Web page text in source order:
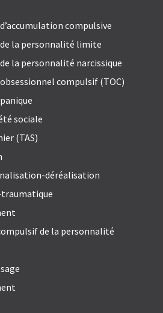
compulsive
la personnalité limite
la personnalité narcissique
compulsif (TOC)
sociale
(TAS)
déréalisation
de la personnalité